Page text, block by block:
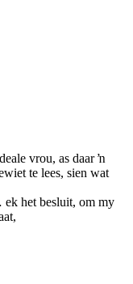
vrou, as daar ŉ
te lees, sien wat
het besluit, om my